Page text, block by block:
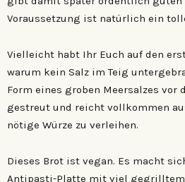
Voraussetzung ist natürlich ein
Vielleicht habt Ihr Euch auf den
warum kein Salz im Teig
Form eines groben Meersalzes vor
gestreut und reicht vollkommen
nötige Würze zu verleihen.
Dieses Brot ist vegan. Es macht
Antipasti-Platte mit viel gegrilltem